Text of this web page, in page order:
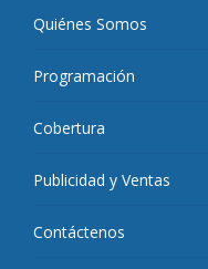
Quiénes Somos
Programación
Cobertura
Publicidad y Ventas
Contáctenos